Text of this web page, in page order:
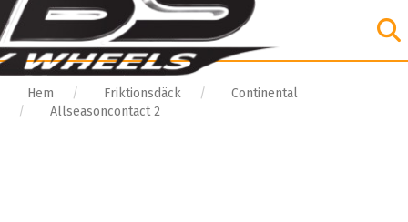
Hem Friktionsdäck
Continental
Allseasoncontact 2